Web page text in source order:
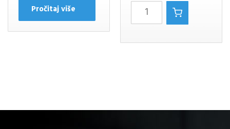
Pročitaj više
MARLEY/1
VISILICA
BIJELO